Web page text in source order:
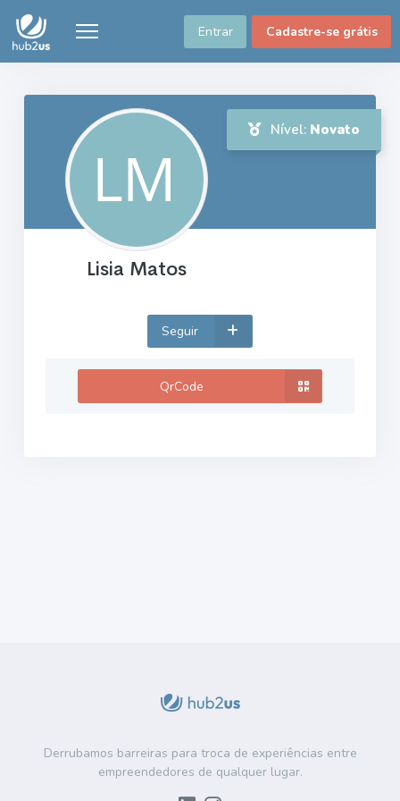
Entrar Cadastre-se grátis
Nível: Novato
Lisia Matos
Seguir
QrCode
Derrubamos barreiras para troca de experiências entre
empreendedores de qualquer lugar.